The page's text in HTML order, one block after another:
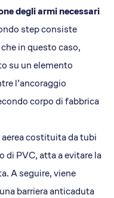
degli armi necessari
step consiste
in questo caso,
su un elemento
l’ancoraggio
corpo di fabbrica
costituita da tubi
di PVC, atta a evitare la
A seguire, viene
barriera anticaduta